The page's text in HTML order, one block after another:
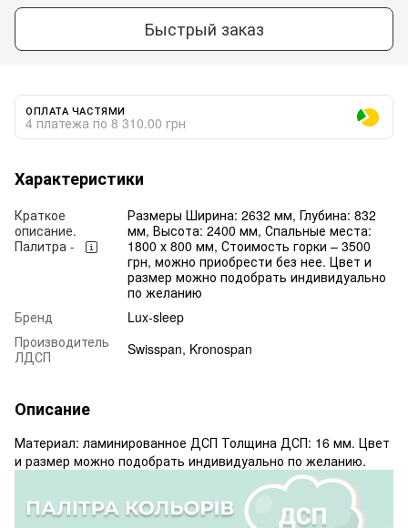
Быстрый заказ
ОПЛАТА ЧАСТЯМИ
4 платежа по 8 310.00 грн
Характеристики
Краткое
описание.
Палитра -
Размеры Ширина: 2632 мм, Глубина: 832
мм, Высота: 2400 мм, Спальные места:
1800 х 800 мм, Стоимость горки – 3500
грн, можно приобрести без нее. Цвет и
размер можно подобрать индивидуально
по желанию
Бренд
Lux-sleep
Производитель
ЛДСП
Swisspan, Kronospan
Описание
Материал: ламинированное ДСП Толщина ДСП: 16 мм. Цвет
и размер можно подобрать индивидуально по желанию.